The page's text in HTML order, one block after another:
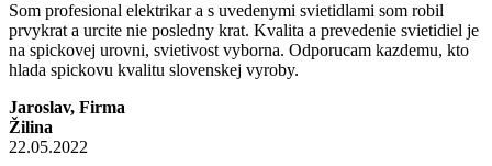
Som profesional elektrikar a s uvedenymi svietidlami som robil
prvykrat a urcite nie posledny krat. Kvalita a prevedenie svietidiel je
na spickovej urovni, svietivost vyborna. Odporucam kazdemu, kto
hlada spickovu kvalitu slovenskej vyroby.
Jaroslav, Firma
Žilina
22.05.2022